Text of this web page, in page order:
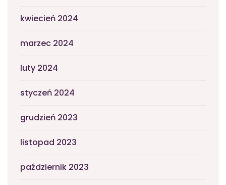
kwiecień 2024
marzec 2024
luty 2024
styczeń 2024
grudzień 2023
listopad 2023
październik 2023